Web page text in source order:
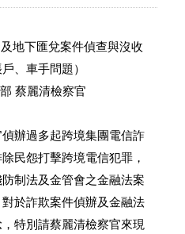
地下匯兌案件偵查與沒收
、車手問題）
蔡麗清檢察官
辦過多起跨境集團電信詐
民怨打擊跨境電信犯罪，
制法及金管會之金融法案
於詐欺案件偵辦及金融法
特別請蔡麗清檢察官來現